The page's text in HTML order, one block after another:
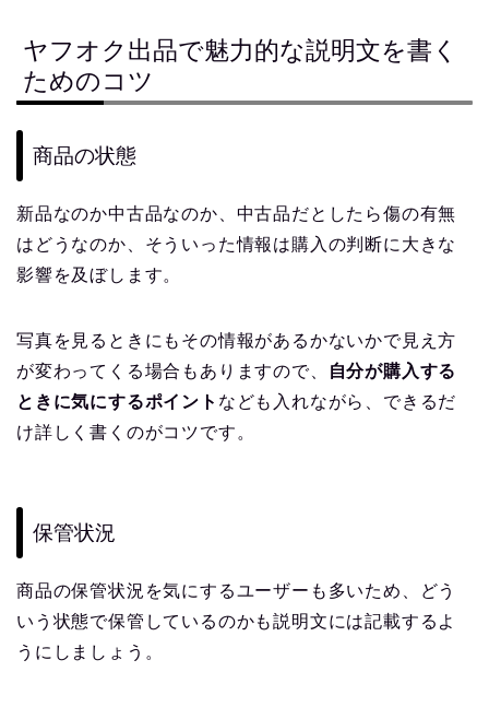
ヤフオク出品で魅力的な説明文を書く
ためのコツ
商品の状態
新品なのか中古品なのか、中古品だとしたら傷の有無
はどうなのか、そういった情報は購入の判断に大きな
影響を及ぼします。
写真を見るときにもその情報があるかないかで見え方
が変わってくる場合もありますので、
自分が購入する
ときに気にするポイント なども入れながら、できるだ
け詳しく書くのがコツです。
保管状況
商品の保管状況を気にするユーザーも多いため、どう
いう状態で保管しているのかも説明文には記載するよ
うにしましょう。